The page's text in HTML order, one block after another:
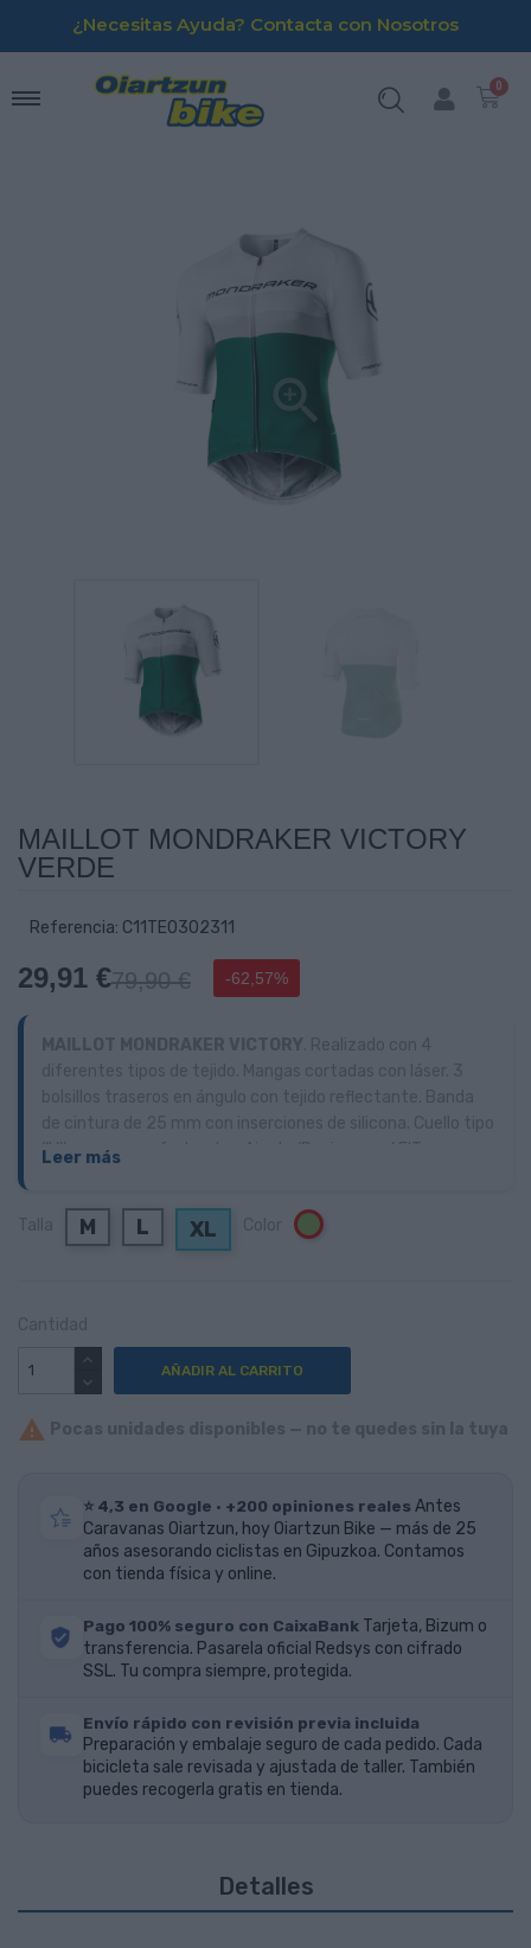
¿Necesitas Ayuda? Contacta con Nosotros

MAILLOT MONDRAKER VICTORY
VERDE
Referencia: C11TE0302311
29,91 €79,90 € -62,57%
‘’V’’ para un confort extra. Ajuste ‘Racing aero’ FIT .
Leer más
M L XL Verde
AÑADIR AL CARRITO

⭐ 4,3 en Google · +200 opiniones reales Antes
Caravanas Oiartzun, hoy Oiartzun Bike — más de 25
años asesorando ciclistas en Gipuzkoa. Contamos
con tienda física y online.
Pago 100% seguro con CaixaBank Tarjeta, Bizum o
transferencia. Pasarela oficial Redsys con cifrado
SSL. Tu compra siempre, protegida.
Envío rápido con revisión previa incluida
Preparación y embalaje seguro de cada pedido. Cada
bicicleta sale revisada y ajustada de taller. También
puedes recogerla gratis en tienda.
Detalles